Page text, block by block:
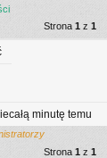
Strona 1z 1
minutę temu
Strona 1z 1